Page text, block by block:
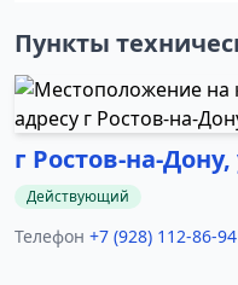
Пункты
г Ростов-на-
Действующий
Телефон +7 (928) 112-86-94